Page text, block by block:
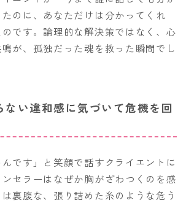
のに、あなただけは分かってくれ
です。論理的な解決策ではなく、心
が、孤独だった魂を救った瞬間でし
ない違和感に気づいて危機を回
んです」と笑顔で話すクライエントに
セラーはなぜか胸がざわつくのを感
裏腹な、張り詰めた糸のような危う